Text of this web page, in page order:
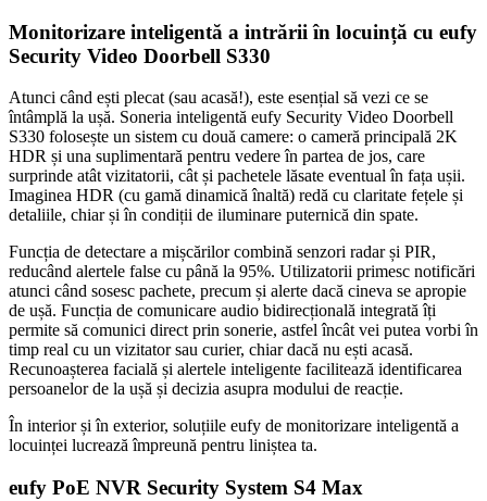
Monitorizare inteligentă a intrării în locuință cu eufy
Security Video Doorbell S330
Atunci când ești plecat (sau acasă!), este esențial să vezi ce se
întâmplă la ușă. Soneria inteligentă eufy Security Video Doorbell
S330 folosește un sistem cu două camere: o cameră principală 2K
HDR și una suplimentară pentru vedere în partea de jos, care
surprinde atât vizitatorii, cât și pachetele lăsate eventual în fața ușii.
Imaginea HDR (cu gamă dinamică înaltă) redă cu claritate fețele și
detaliile, chiar și în condiții de iluminare puternică din spate.
Funcția de detectare a mișcărilor combină senzori radar și PIR,
reducând alertele false cu până la 95%. Utilizatorii primesc notificări
atunci când sosesc pachete, precum și alerte dacă cineva se apropie
de ușă. Funcția de comunicare audio bidirecțională integrată îți
permite să comunici direct prin sonerie, astfel încât vei putea vorbi în
timp real cu un vizitator sau curier, chiar dacă nu ești acasă.
Recunoașterea facială și alertele inteligente facilitează identificarea
persoanelor de la ușă și decizia asupra modului de reacție.
În interior și în exterior, soluțiile eufy de monitorizare inteligentă a
locuinței lucrează împreună pentru liniștea ta.
eufy PoE NVR Security System S4 Max